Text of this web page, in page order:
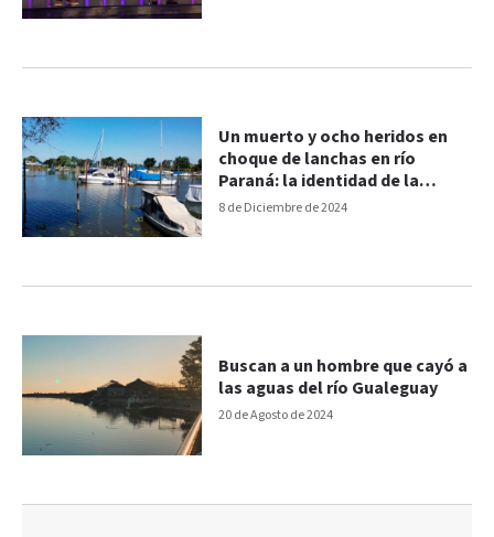
8 de Diciembre de 2024
Un muerto y ocho heridos en
choque de lanchas en río
Paraná: la identidad de la
víctima y otros detalles
20 de Agosto de 2024
Buscan a un hombre que cayó a
las aguas del río Gualeguay